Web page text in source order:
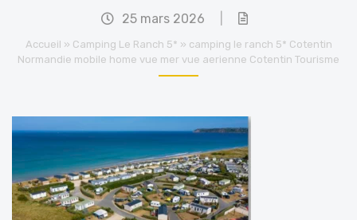
25 mars 2026
Accueil » Camping Le Ranch 5* » camping le ranch 5* Cotentin
Normandie mobile home vue mer vue aerienne Cotentin Tourisme